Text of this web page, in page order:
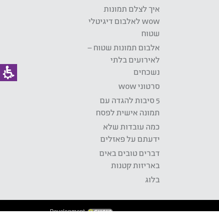
איך לצלם תמונות
wow לאלבום דיגיטלי
שטוח
אלבום תמונות שטוח –
לאירועים בלתי
נשכחים
סרטוני wow
5 סיבות להגדה עם
תמונה אישית לפסח
כמה עובדות שלא
ידעתם על פאזלים
דברים טובים באים
באריזות קטנות
בלוג
Development: